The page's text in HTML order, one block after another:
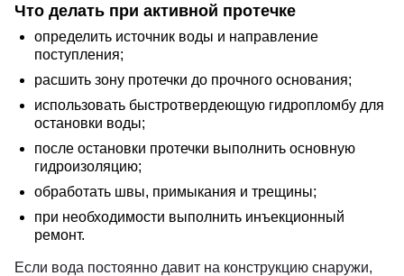
Что делать при активной протечке
определить источник воды и направление
поступления;
расшить зону протечки до прочного основания;
использовать быстротвердеющую гидропломбу для
остановки воды;
после остановки протечки выполнить основную
гидроизоляцию;
обработать швы, примыкания и трещины;
при необходимости выполнить инъекционный
ремонт.
Если вода постоянно давит на конструкцию снаружи,